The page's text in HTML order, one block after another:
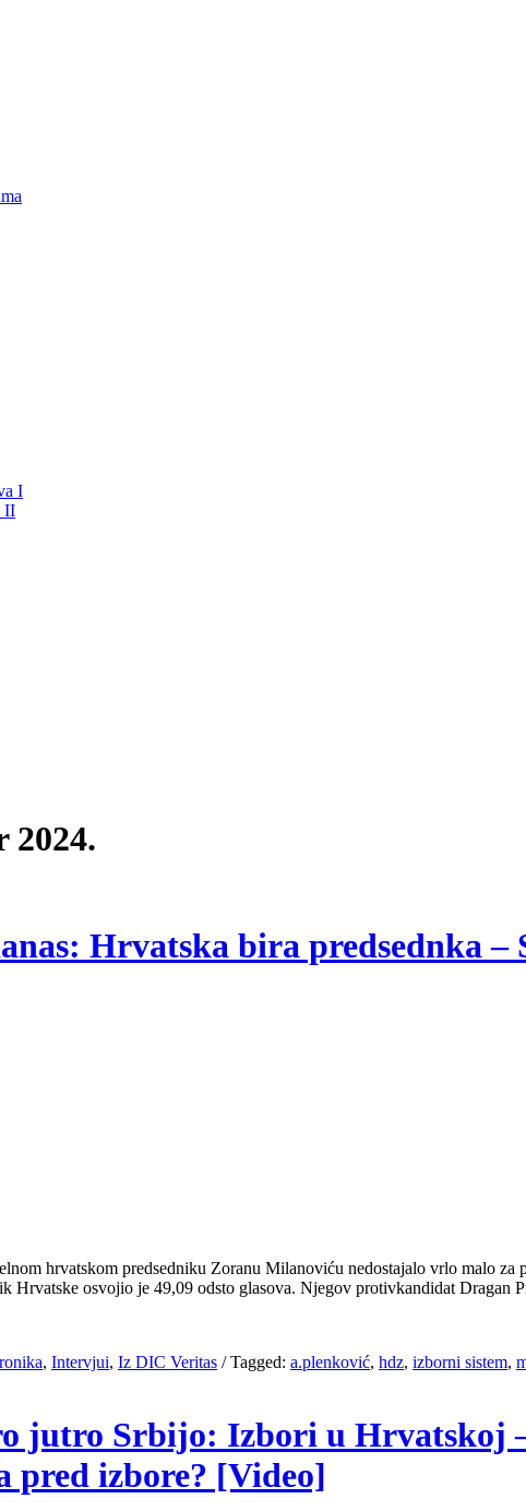
I
II
2024.
Hrvatska bira predsednka
hrvatskom predsedniku Zoranu Milanoviću nedostajalo vrlo malo
Hrvatske osvojio je 49,09 odsto glasova. Njegov protivkandidat Dragan
, Intervjui, Iz DIC Veritas /Tagged: a.plenković, hdz, izborni sistem,
jutro Srbijo: Izbori u Hrvatskoj
pred izbore? [Video]